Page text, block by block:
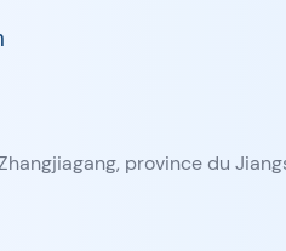
province du